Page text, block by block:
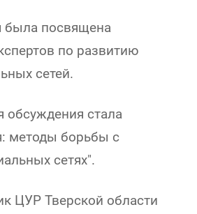
была посвящена
по развитию
сетей.
обсуждения стала
методы борьбы с
сетях".
ЦУР Тверской области